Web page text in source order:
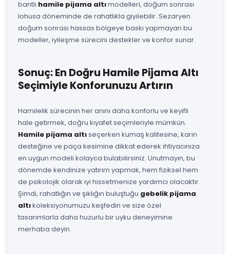
bantlı hamile pijama altımodelleri, doğum sonrası
lohusa döneminde de rahatlıkla giyilebilir. Sezaryen
doğum sonrası hassas bölgeye baskı yapmayan bu
modeller, iyileşme sürecini destekler ve konfor sunar.
Sonuç: En Doğru Hamile Pijama Altı
Seçimiyle Konforunuzu Artırın
Hamilelik sürecinin her anını daha konforlu ve keyifli
hale getirmek, doğru kıyafet seçimleriyle mümkün.
Hamile pijama altıseçerken kumaş kalitesine, karın
desteğine ve paça kesimine dikkat ederek ihtiyacınıza
en uygun modeli kolayca bulabilirsiniz. Unutmayın, bu
dönemde kendinize yatırım yapmak, hem fiziksel hem
de psikolojik olarak iyi hissetmenize yardımcı olacaktır.
Şimdi, rahatlığın ve şıklığın buluştuğu gebelik pijama
altıkoleksiyonumuzu keşfedin ve size özel
tasarımlarla daha huzurlu bir uyku deneyimine
merhaba deyin.